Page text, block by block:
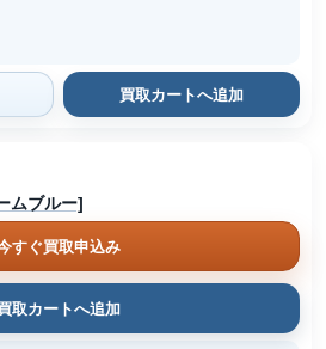
買取カートへ追加
ムブルー]
すぐ買取申込み
取カートへ追加